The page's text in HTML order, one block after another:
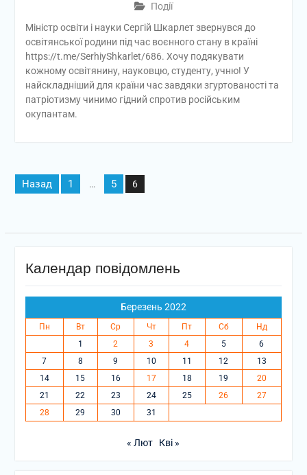
Події
Міністр освіти і науки Сергій Шкарлет звернувся до
освітянської родини під час воєнного стану в країні
https://t.me/SerhiyShkarlet/686. Хочу подякувати
кожному освітянину, науковцю, студенту, учню! У
найскладніший для країни час завдяки згуртованості та
патріотизму чинимо гідний спротив російським
окупантам.
Пагінація
записів
Назад 1 … 5 6
Календар повідомлень
Березень 2022
Пн Вт Ср Чт Пт Сб
Нд
1
2 3 4 5
6
7
8 9 10 11 12
13
14
15 16 17 18 19
20
21
22 23 24 25 26
27
28
29 30 31
« Лют Кві »